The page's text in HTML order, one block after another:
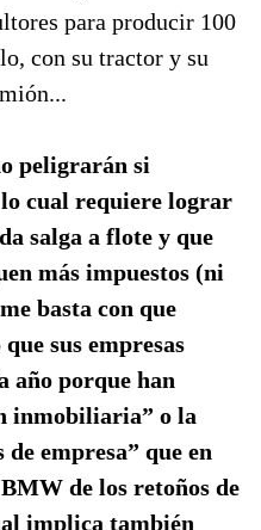
para producir 100
con su tractor y su
peligrarán si
cual requiere lograr
salga a flote y que
más impuestos (ni
basta con que
sus empresas
año porque han
inmobiliaria” o la
empresa” que en
de los retoños de
implica también